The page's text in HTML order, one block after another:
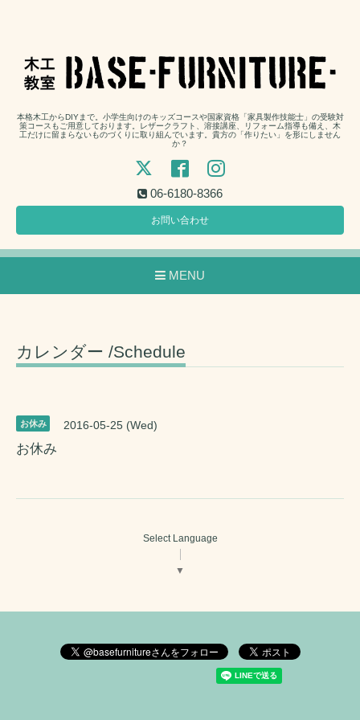
本格木工からDIYまで。小学生向けのキッズコースや国家資格「家具製作技能士」の受験対
策コースもご用意しております。レザークラフト、溶接講座、リフォーム指導も備え、木
工だけに留まらないものづくりに取り組んでいます。貴方の「作りたい」を形にしません
か？
06-6180-8366
お問い合わせ
MENU
カレンダー /Schedule
お休み 2016-05-25 (Wed)
お休み
Select Language
▼